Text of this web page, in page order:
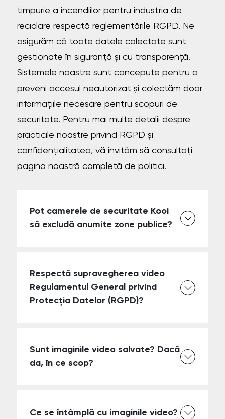
timpurie a incendiilor pentru industria de
reciclare respectă reglementările RGPD. Ne
asigurăm că toate datele colectate sunt
gestionate în siguranță și cu transparență.
Sistemele noastre sunt concepute pentru a
preveni accesul neautorizat și colectăm doar
informațiile necesare pentru scopuri de
securitate. Pentru mai multe detalii despre
practicile noastre privind RGPD și
confidențialitatea, vă invităm să consultați
pagina noastră completă de politici.
Pot camerele de securitate Kooi
să excludă anumite zone publice?
Respectă supravegherea video
Regulamentul General privind
Protecția Datelor (RGPD)?
Sunt imaginile video salvate? Dacă
da, în ce scop?
Ce se întâmplă cu imaginile video?